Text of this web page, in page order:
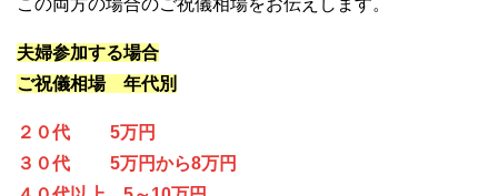
この両方の場合のご祝儀相場をお伝えします。
夫婦参加する場合
ご祝儀相場 年代別
２０代 5万円
３０代 5万円から8万円